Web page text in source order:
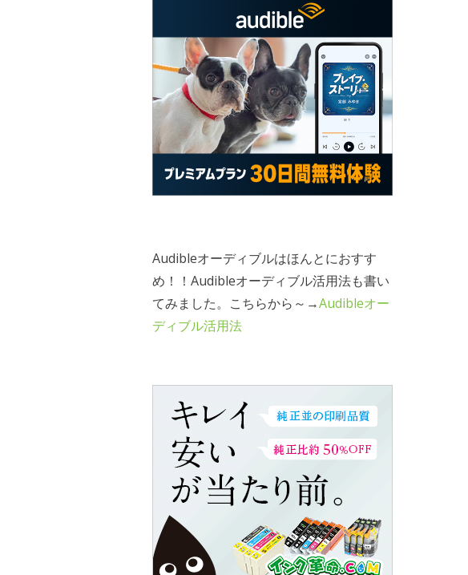
Audibleオーディブルはほんとにおすす
め！！Audibleオーディブル活用法も書い
てみました。こちらから～→Audibleオー
ディブル活用法